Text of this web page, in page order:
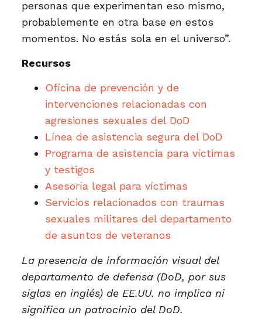
personas que experimentan eso mismo,
probablemente en otra base en estos
momentos. No estás sola en el universo”.
Recursos
Oficina de prevención y de
intervenciones relacionadas con
agresiones sexuales del DoD
Línea de asistencia segura del DoD
Programa de asistencia para víctimas
y testigos
Asesoría legal para víctimas
Servicios relacionados con traumas
sexuales militares del departamento
de asuntos de veteranos
La presencia de información visual del
departamento de defensa (DoD, por sus
siglas en inglés) de EE.UU. no implica ni
significa un patrocinio del DoD.